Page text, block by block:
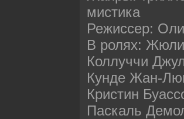
мистика
Режиссер:
В ролях:
Коллуччи
Кунде Жан-
Кристин
Паскаль